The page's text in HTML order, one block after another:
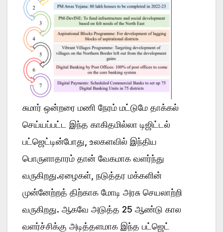
சுமார் ஒன்றரை மணி நேரம் மட்டுமே தாக்கல்
செய்யப்பட்ட இந்த காகிதமில்லா டிஜிட்டல்
பட்ஜெட்டின்போது, உலகளவில் இந்திய
பொருளாதாரம் தான் வேகமாக வளர்ந்து
வருகிறது.ஏழைகள், நடுத்தர மக்களின்
முன்னேற்றத் திற்காக மோடி அரசு செயலாற்றி
வருகிறது. ஆகவே அடுத்த 25 ஆண்டு கால
வளர்ச்சிக்கு அடித்தளமாக இந்த பட்ஜெட்